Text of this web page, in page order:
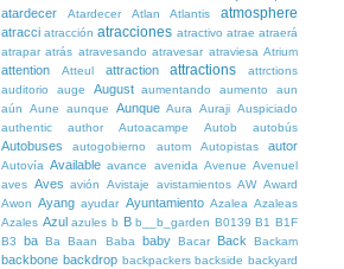
atardecer Atardecer Atlan Atlantis atmosphere
atracci atracción atracciones atractivo atrae atraerá
atrapar atrás atravesando atravesar atraviesa Atrium
attention Atteul attraction attractions
attrctions
auditorio
auge August aumentando aumento
aun
aún
Aune aunque Aunque Aura Auraji Auspiciado
authentic
author Autoacampe Autob autobús
Autobuses autogobierno autom Autopistas autor
Autovía Available avance avenida Avenue Avenuel
aves Aves avión Avistaje avistamientos AW Award
Awon Ayang ayudar Ayuntamiento Azalea Azaleas
Azales Azul azules b B b__b_garden B0139 B1 B1F
B3
ba Ba Baan Baba baby Bacar Back Backam
backbone backdrop backpackers backside backyard